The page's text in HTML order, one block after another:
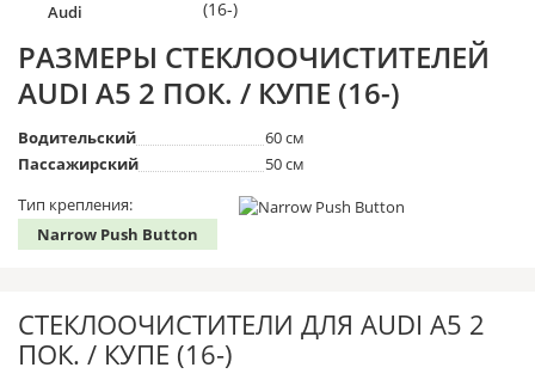
Audi
РАЗМЕРЫ СТЕКЛООЧИСТИТЕЛЕЙ
AUDI A5 2 ПОК. / КУПЕ (16-)
Водительский
60 см
Пассажирский
50 см
Тип крепления:
Narrow Push Button
СТЕКЛООЧИСТИТЕЛИ ДЛЯ AUDI A5 2
ПОК. / КУПЕ (16-)